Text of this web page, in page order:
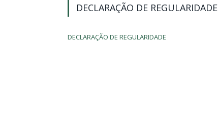
DECLARAÇÃO DE REGULARIDADE
DECLARAÇÃO DE REGULARIDADE